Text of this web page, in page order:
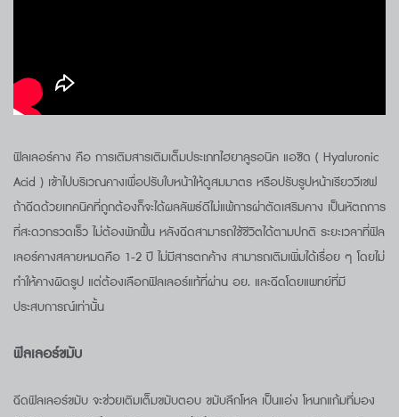
ฟิลเลอร์คาง คือ การเติมสารเติมเต็มประเภทไฮยาลูรอนิค แอซิด ( Hyaluronic
Acid ) เข้าไปบริเวณคางเพื่อปรับใบหน้าให้ดูสมมาตร หรือปรับรูปหน้าเรียววีเชฟ
ถ้าฉีดด้วยเทคนิคที่ถูกต้องก็จะได้ผลลัพธ์ดีไม่แพ้การผ่าตัดเสริมคาง เป็นหัตถการ
ที่สะดวกรวดเร็ว ไม่ต้องพักฟื้น หลังฉีดสามารถใช้ชีวิตได้ตามปกติ ระยะเวลาที่ฟิล
เลอร์คางสลายหมดคือ 1-2 ปี ไม่มีสารตกค้าง สามารถเติมเพิ่มได้เรื่อย ๆ โดยไม่
ทำให้คางผิดรูป แต่ต้องเลือกฟิลเลอร์แท้ที่ผ่าน อย. และฉีดโดยแพทย์ที่มี
ประสบการณ์เท่านั้น
ฟิลเลอร์ขมับ
ฉีดฟิลเลอร์ขมับ จะช่วยเติมเต็มขมับตอบ ขมับลึกโหล เป็นแอ่ง โหนกแก้มที่มอง